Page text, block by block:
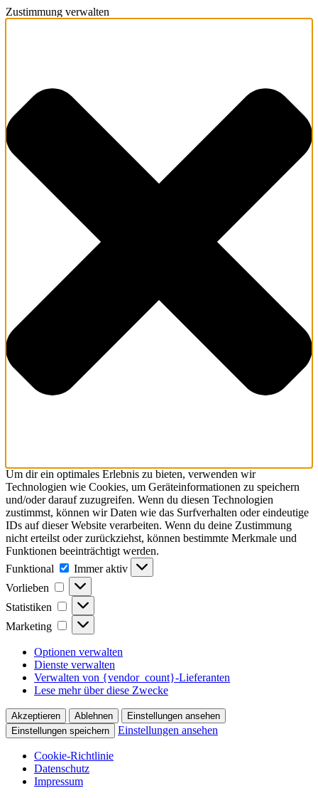
Zustimmung verwalten
Um dir ein optimales Erlebnis zu bieten, verwenden wir
Technologien wie Cookies, um Geräteinformationen zu speichern
und/oder darauf zuzugreifen. Wenn du diesen Technologien
zustimmst, können wir Daten wie das Surfverhalten oder eindeutige
IDs auf dieser Website verarbeiten. Wenn du deine Zustimmung
nicht erteilst oder zurückziehst, können bestimmte Merkmale und
Funktionen beeinträchtigt werden.
Funktional
Funktional
Immer aktiv
Vorlieben
Vorlieben
Statistiken Statistiken
Marketing Marketing
Optionen verwalten
Dienste verwalten
Verwalten von {vendor_count}-Lieferanten
Lese mehr über diese Zwecke
Akzeptieren Ablehnen
Einstellungen ansehen
Einstellungen speichern
Einstellungen ansehen
Cookie-Richtlinie
Datenschutz
Impressum